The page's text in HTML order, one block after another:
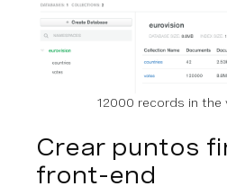
12000 records in
Crear puntos
front-end